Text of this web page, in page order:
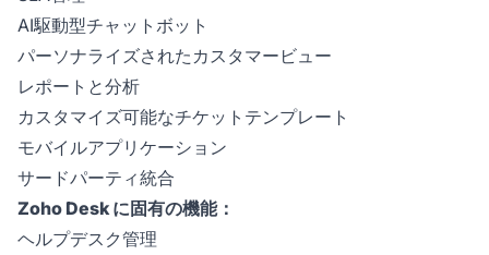
AI駆動型チャットボット
パーソナライズされたカスタマービュー
レポートと分析
カスタマイズ可能なチケットテンプレート
モバイルアプリケーション
サードパーティ統合
Zoho Desk に固有の機能：
ヘルプデスク管理